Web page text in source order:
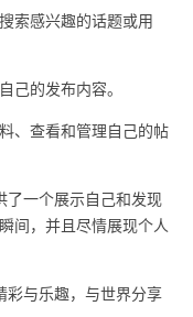
感兴趣的话题或用
的发布内容。
查看和管理自己的帖
一个展示自己和发现
间，并且尽情展现个人
与乐趣，与世界分享